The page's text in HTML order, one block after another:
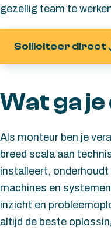
gezellig team te
Solliciteer direct
Wat ga
Als monteur ben je
breed scala aan
installeert,
machines en
inzicht en
altijd de beste